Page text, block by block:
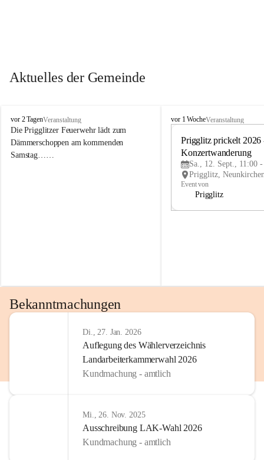
Aktuelles der Gemeinde
P
r
i
g
vor 2 TagenVeranstaltung
Die Prigglitzer Feuerwehr lädt zum
Dämmerschoppen am kommenden
Samstag……
P
vor 1 WocheVeranstaltung
Prigglitz prickelt 2026
Konzertwanderung
Sa., 12. Sept., 11:00
Event von
Prigglitz
Bekanntmachungen
Di., 27. Jan. 2026
Auflegung des Wählerverzeichnis
Landarbeiterkammerwahl 2026
Kundmachung - amtlich
Mi., 26. Nov. 2025
Ausschreibung LAK-Wahl 2026
Kundmachung - amtlich